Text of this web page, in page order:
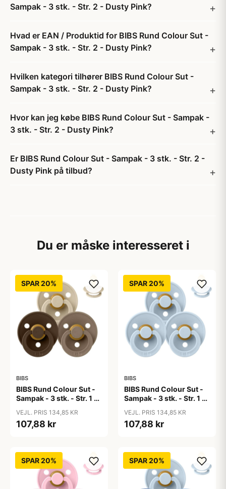
Sampak - 3 stk. - Str. 2 - Dusty Pink?
Hvad er EAN / Produktid for BIBS Rund Colour Sut -
Sampak - 3 stk. - Str. 2 - Dusty Pink?
Hvilken kategori tilhører BIBS Rund Colour Sut -
Sampak - 3 stk. - Str. 2 - Dusty Pink?
Hvor kan jeg købe BIBS Rund Colour Sut - Sampak -
3 stk. - Str. 2 - Dusty Pink?
Er BIBS Rund Colour Sut - Sampak - 3 stk. - Str. 2 -
Dusty Pink på tilbud?
Du er måske interesseret i
SPAR 20%
BIBS
BIBS Rund Colour Sut -
Sampak - 3 stk. - Str. 1 -
VEJL. PRIS 134,85 KR
107,88 kr
SPAR 20%
BIBS
BIBS Rund Colour Sut -
Sampak - 3 stk. - Str. 1 -
VEJL. PRIS 134,85 KR
107,88 kr
SPAR 20% SPAR 20%